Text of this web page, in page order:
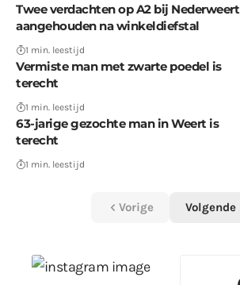
Twee verdachten op A2 bij Nederweert
aangehouden na winkeldiefstal
1 min. leestijd
Vermiste man met zwarte poedel is
terecht
1 min. leestijd
63-jarige gezochte man in Weert is
terecht
1 min. leestijd
Vorige Volgende